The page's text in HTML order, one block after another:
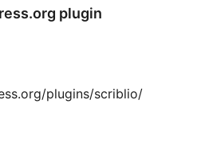
plugin
plugins/scriblio/